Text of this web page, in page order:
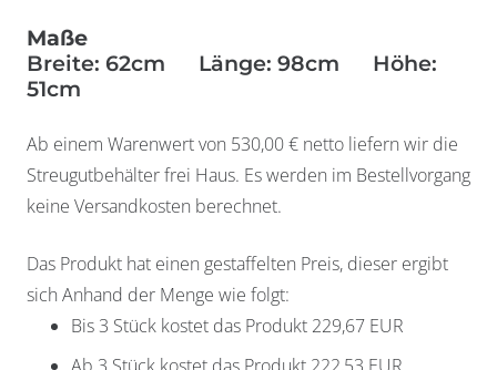
Maße
Breite: 62cm Länge: 98cm Höhe:
51cm
Ab einem Warenwert von 530,00 € netto liefern wir die
Streugutbehälter frei Haus. Es werden im Bestellvorgang
keine Versandkosten berechnet.
Das Produkt hat einen gestaffelten Preis, dieser ergibt
sich Anhand der Menge wie folgt:
Bis 3 Stück kostet das Produkt 229,67 EUR
Widerruf bestätigen